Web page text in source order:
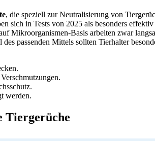
, die speziell zur Neutralisierung von
sich in Tests von 2025 als besonders
Mikroorganismen-Basis arbeiten zwar
passenden Mittels sollten Tierhalter
werden.
Tiergerüche